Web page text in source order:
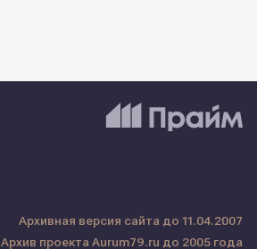
Архивная версия сайта до 11.04.2007
Архив проекта Aurum79.ru до 2005 года